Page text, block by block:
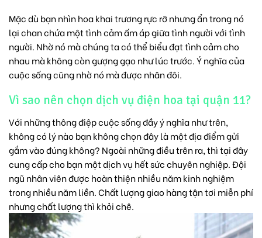
Mặc dù bạn nhìnhoa khai trươngrực rỡ nhưng ẩn trong nó
lại chan chứa một tình cảm ấm áp giữa tình người với tình
người. Nhờ nó mà chúng ta có thể biểu đạt tình cảm cho
nhau mà không còn gượng gạo như lúc trước. Ý nghĩa của
cuộc sống cũng nhờ nó mà được nhân đôi.
Vì sao nên chọn dịch vụ điện hoa tại quận 11?
Với những thông điệp cuộc sống đầy ý nghĩa như trên,
không có lý nào bạn không chọn đây là một địa điểm gửi
gắm vào đúng không? Ngoài những điều trên ra, thì tại đây
cung cấp cho bạn một dịch vụ hết sức chuyên nghiệp. Đội
ngũ nhân viên được hoàn thiện nhiều năm kinh nghiệm
trong nhiều năm liền. Chất lượng giao hàng tận tơi miễn phí
nhưng chất lượng thì khỏi chê.